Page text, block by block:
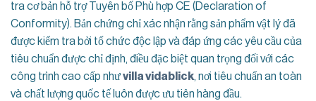
tra cơ bản hỗ trợ Tuyên bố Phù hợp CE (Declaration of
Conformity). Bản chứng chỉ xác nhận rằng sản phẩm vật lý đã
được kiểm tra bởi tổ chức độc lập và đáp ứng các yêu cầu của
tiêu chuẩn được chỉ định, điều đặc biệt quan trọng đối với các
công trình cao cấp nhưvilla vidablick, nơi tiêu chuẩn an toàn
và chất lượng quốc tế luôn được ưu tiên hàng đầu.